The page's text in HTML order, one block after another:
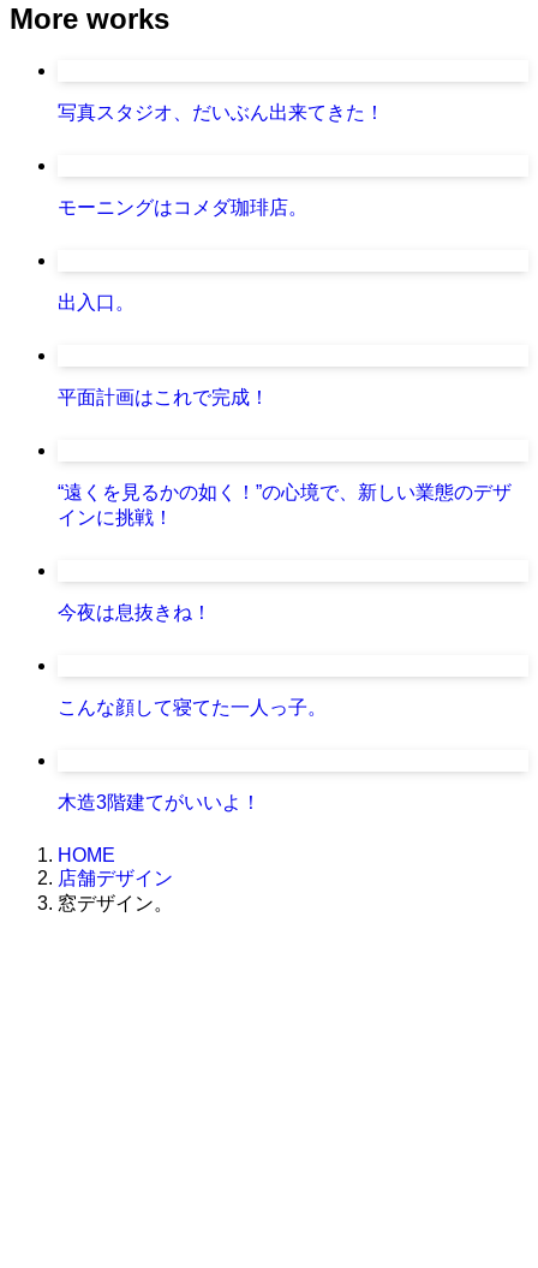
More works
写真スタジオ、だいぶん出来てきた！
モーニングはコメダ珈琲店。
出入口。
平面計画はこれで完成！
“遠くを見るかの如く！”の心境で、新しい業態のデザ
インに挑戦！
今夜は息抜きね！
こんな顔して寝てた一人っ子。
木造3階建てがいいよ！
HOME
店舗デザイン
窓デザイン。